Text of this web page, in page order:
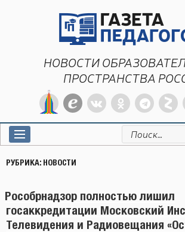
НОВОСТИ
ПРОСТРАНСТВА
Искать:
РУБРИКА: НОВОСТИ
Рособрнадзор полностью лишил
госаккредитации Московский
Телевидения и Радиовещания